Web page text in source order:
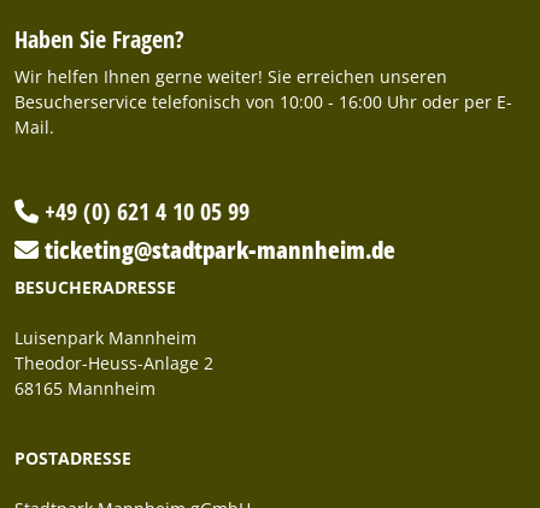
Haben Sie Fragen?
Wir helfen Ihnen gerne weiter! Sie erreichen unseren
Besucherservice telefonisch von 10:00 - 16:00 Uhr oder per E-
Mail.
+49 (0) 621 4 10 05 99
ticketing@stadtpark-mannheim.de
BESUCHERADRESSE
Luisenpark Mannheim
Theodor-Heuss-Anlage 2
68165 Mannheim
POSTADRESSE